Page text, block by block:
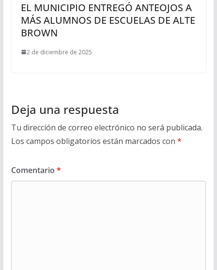
EL MUNICIPIO ENTREGÓ ANTEOJOS A
MÁS ALUMNOS DE ESCUELAS DE ALTE
BROWN
2 de diciembre de 2025
Deja una respuesta
Tu dirección de correo electrónico no será publicada.
Los campos obligatorios están marcados con *
Comentario *